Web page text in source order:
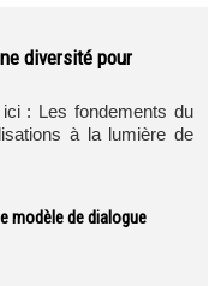
diversité pour
: Les fondements du
à la lumière de
modèle de dialogue